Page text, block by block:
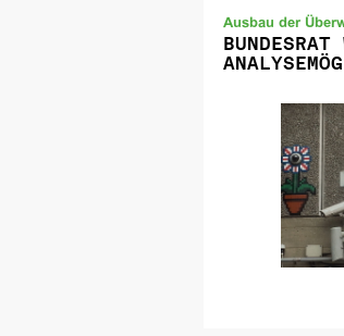
Ausbau der